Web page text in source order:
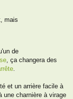
mais
de
, ça changera des
et un arrière facile à
une charnière à virage